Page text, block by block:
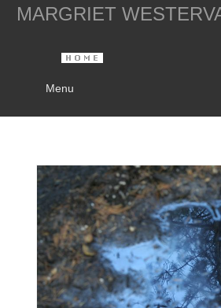
MARGRIET
Menu